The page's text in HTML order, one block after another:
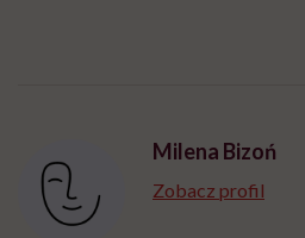
Milena Bizoń
Zobacz profil